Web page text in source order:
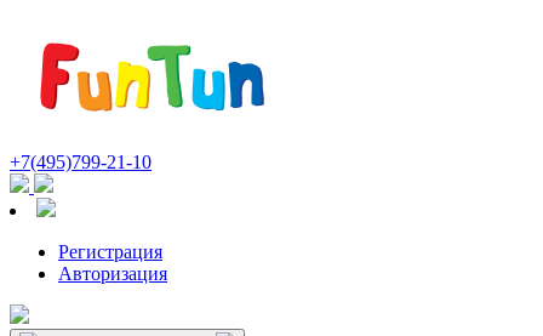
+7(495)799-21-10
Регистрация
Авторизация